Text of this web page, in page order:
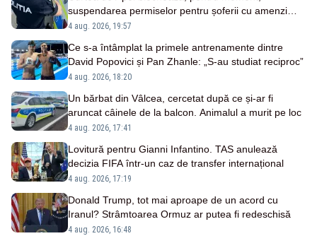
suspendarea permiselor pentru șoferii cu amenzi
neplătite
4 aug. 2026, 19:57
Ce s-a întâmplat la primele antrenamente dintre
David Popovici și Pan Zhanle: „S-au studiat reciproc”
4 aug. 2026, 18:20
Un bărbat din Vâlcea, cercetat după ce și-ar fi
aruncat câinele de la balcon. Animalul a murit pe loc
4 aug. 2026, 17:41
Lovitură pentru Gianni Infantino. TAS anulează
decizia FIFA într-un caz de transfer internațional
4 aug. 2026, 17:19
Donald Trump, tot mai aproape de un acord cu
Iranul? Strâmtoarea Ormuz ar putea fi redeschisă
4 aug. 2026, 16:48